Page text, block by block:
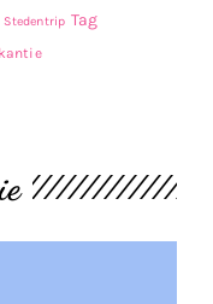
Stedentrip Tag